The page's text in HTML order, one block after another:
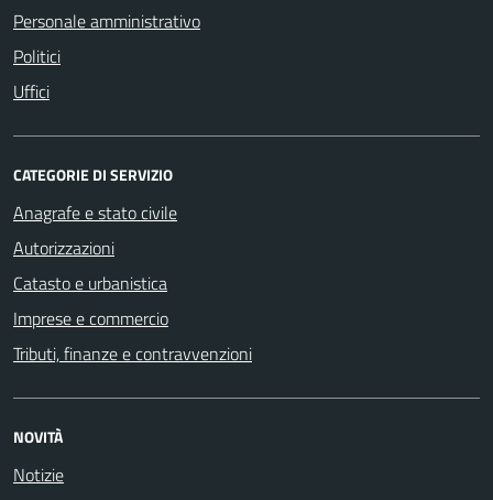
Personale amministrativo
Politici
Uffici
CATEGORIE DI SERVIZIO
Anagrafe e stato civile
Autorizzazioni
Catasto e urbanistica
Imprese e commercio
Tributi, finanze e contravvenzioni
NOVITÀ
Notizie